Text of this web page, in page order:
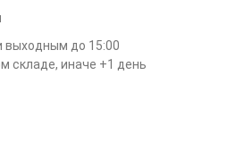
выходным до 15:00
складе, иначе +1 день